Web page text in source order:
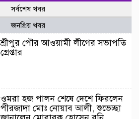
সর্বশেষ খবর
জনপ্রিয় খবর
শ্রীপুর পৌর আওয়ামী লীগের সভাপতি
গ্রেপ্তার
ওমরা হজ পালন শেষে দেশে ফিরলেন
পীরজাদা মোঃ নোয়াব আলী, শুভেচ্ছা